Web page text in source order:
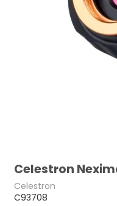
Celestron
Celestron
C93708